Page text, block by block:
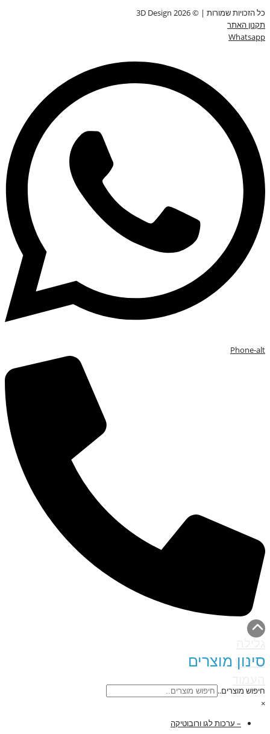
כל הזכויות שמורות | © 3D Design 2026
תקנון האתר
Whatsapp
Phone-alt
גלילה
לראש
סינון מוצרים
חיפוש מוצרים..
×
– ערכות לגו ורובוטיקה